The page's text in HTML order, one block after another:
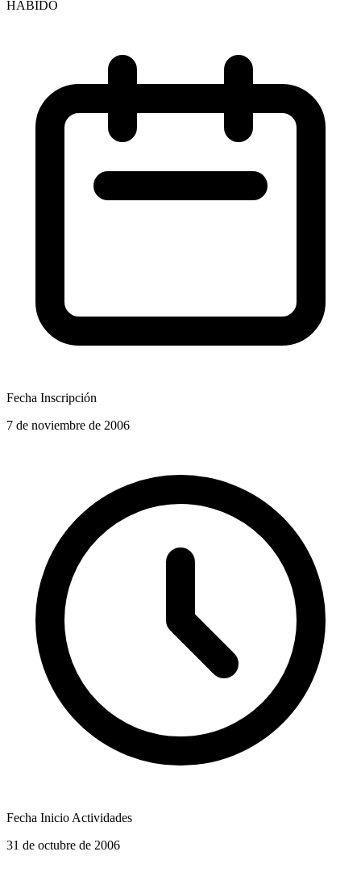
HABIDO
Fecha Inscripción
7 de noviembre de 2006
Fecha Inicio Actividades
31 de octubre de 2006